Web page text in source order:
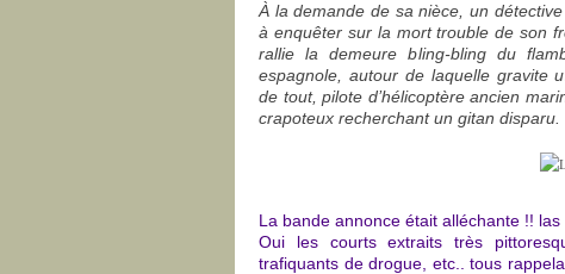
À la demande de sa nièce, un
à enquêter sur la mort trouble de son
rallie la demeure bling-bling du
espagnole, autour de laquelle gravite
de tout, pilote d’hélicoptère ancien
crapoteux recherchant un gitan disparu.
La bande annonce était alléchante !! las
Oui les courts extraits très
trafiquants de drogue, etc.. tous